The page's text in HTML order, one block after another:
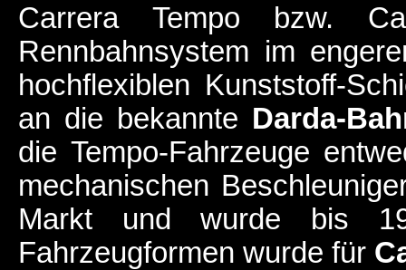
Carrera Tempo bzw.
Rennbahnsystem im
hochflexiblen Kunststoff-
an die bekannte Darda-
die Tempo-Fahrzeuge
mechanischen
Markt und wurde bis
Fahrzeugformen wurde für